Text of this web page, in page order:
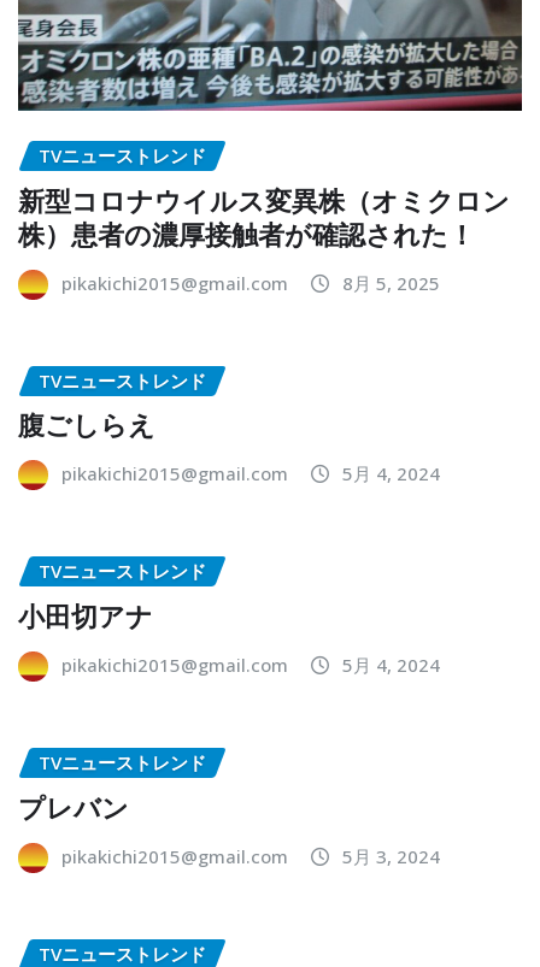
TVニューストレンド
新型コロナウイルス変異株（オミクロン
株）患者の濃厚接触者が確認された！
pikakichi2015@gmail.com 8月 5, 2025
TVニューストレンド
腹ごしらえ
pikakichi2015@gmail.com 5月 4, 2024
TVニューストレンド
小田切アナ
pikakichi2015@gmail.com 5月 4, 2024
TVニューストレンド
プレバン
pikakichi2015@gmail.com 5月 3, 2024
TVニューストレンド